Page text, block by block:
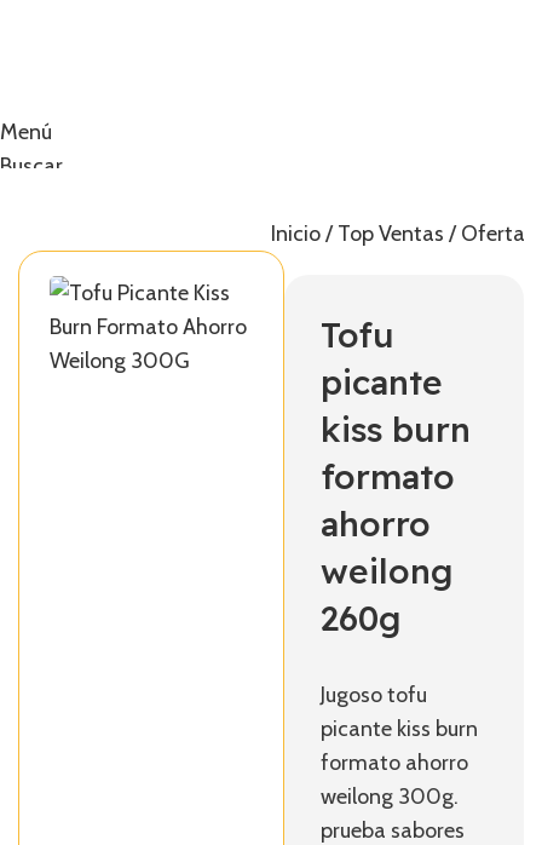
Menú
Buscar
Inicio
Top Ventas Ofertas
Tofu
picante
kiss burn
formato
ahorro
weilong
260g
Jugoso tofu
picante kiss burn
formato ahorro
weilong 300g.
prueba sabores